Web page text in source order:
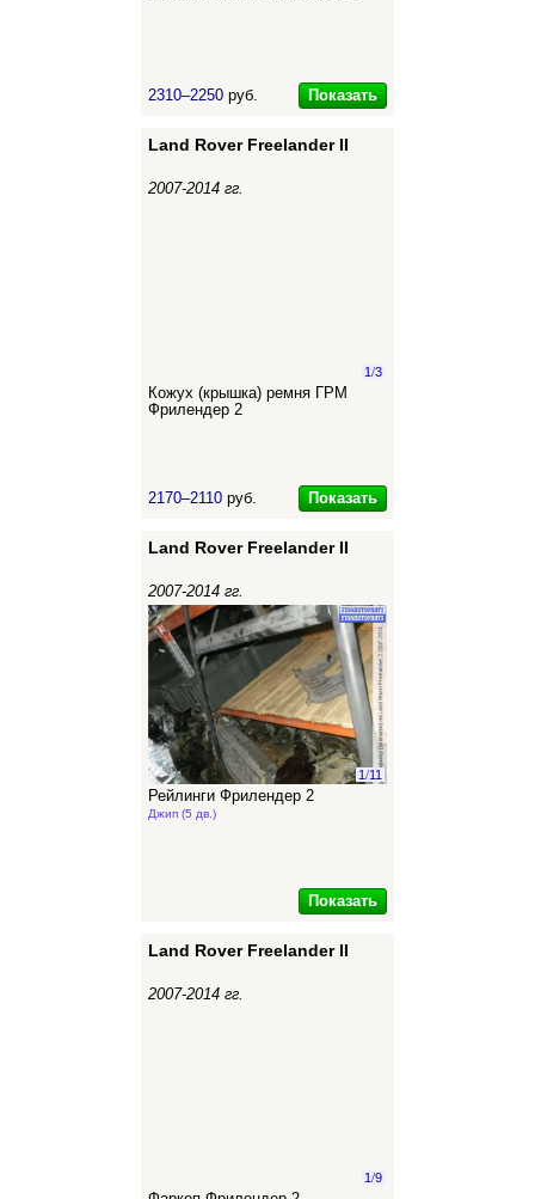
2310–2250 руб. Показать
Land Rover Freelander II
2007-2014 гг.
1/3
Кожух (крышка) ремня ГРМ
Фрилендер 2
2170–2110 руб. Показать
Land Rover Freelander II
2007-2014 гг.
1/11
Рейлинги Фрилендер 2
Джип (5 дв.)
Показать
Land Rover Freelander II
2007-2014 гг.
1/9